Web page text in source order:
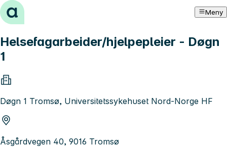
Hopp til innhold Meny
Helsefagarbeider/hjelpepleier - Døgn
1
Døgn 1 Tromsø, Universitetssykehuset Nord-Norge HF
Åsgårdvegen 40, 9016 Tromsø